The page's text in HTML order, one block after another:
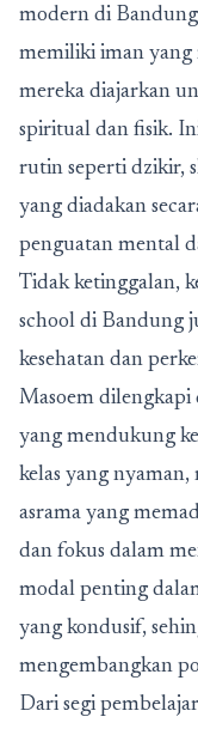
modern di
memiliki iman yang
mereka diajarkan
spiritual dan fisik.
rutin seperti dzikir,
yang diadakan
penguatan mental
Tidak ketinggalan,
school di Bandung
kesehatan dan
Masoem dilengkapi
yang mendukung
kelas yang
asrama yang
dan fokus dalam
modal penting
yang kondusif,
mengembangkan
Dari segi